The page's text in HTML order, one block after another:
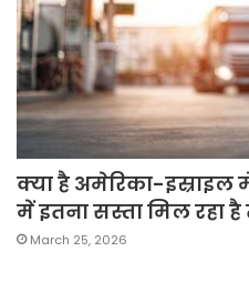
क्या है अमेरिका-इस्राइल
में इतना सस्ता मिल रहा
March 25, 2026